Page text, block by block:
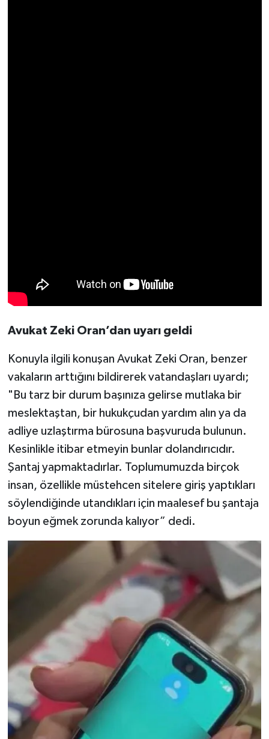
Avukat Zeki Oran’dan uyarı geldi
Konuyla ilgili konuşan Avukat Zeki Oran, benzer
vakaların arttığını bildirerek vatandaşları uyardı;
"Bu tarz bir durum başınıza gelirse mutlaka bir
meslektaştan, bir hukukçudan yardım alın ya da
adliye uzlaştırma bürosuna başvuruda bulunun.
Kesinlikle itibar etmeyin bunlar dolandırıcıdır.
Şantaj yapmaktadırlar. Toplumumuzda birçok
insan, özellikle müstehcen sitelere giriş yaptıkları
söylendiğinde utandıkları için maalesef bu şantaja
boyun eğmek zorunda kalıyor” dedi.